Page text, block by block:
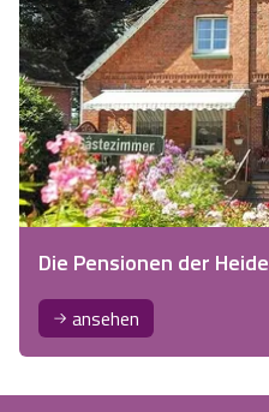
Die Pensionen der Heide
ansehen